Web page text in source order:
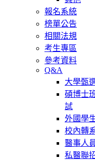
報名系統
榜單公告
相關法規
考生專區
參考資料
Q&A
大學甄
碩博士
試
外國學
校內轉
醫事人
私醫聯